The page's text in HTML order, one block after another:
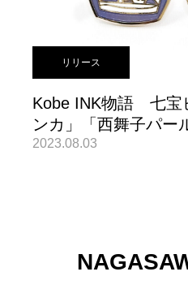
リリース
Kobe INK物語 七宝
ンカ」「西舞子パー
2023.08.03